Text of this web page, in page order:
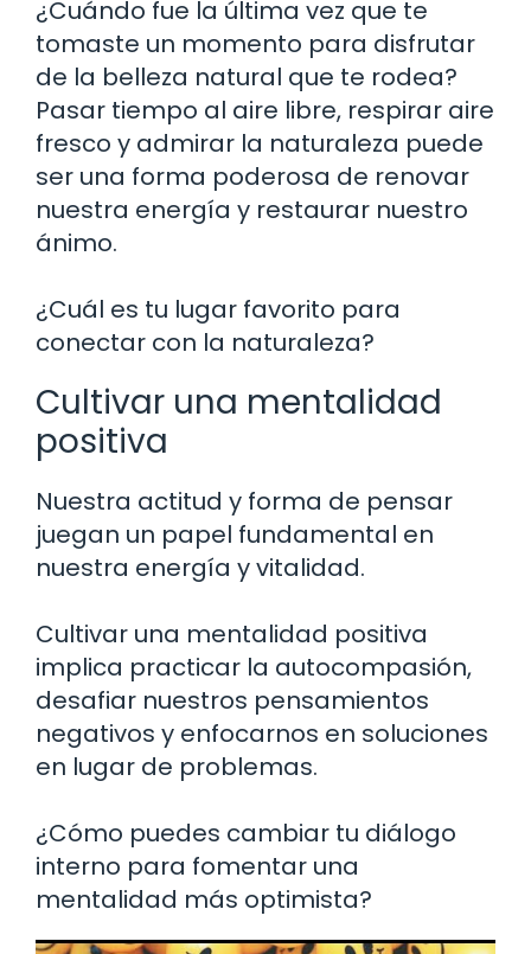
¿Cuándo fue la última vez que te
tomaste un momento para disfrutar
de la belleza natural que te rodea?
Pasar tiempo al aire libre, respirar aire
fresco y admirar la naturaleza puede
ser una forma poderosa de renovar
nuestra energía y restaurar nuestro
ánimo.
¿Cuál es tu lugar favorito para
conectar con la naturaleza?
Cultivar una mentalidad
positiva
Nuestra actitud y forma de pensar
juegan un papel fundamental en
nuestra energía y vitalidad.
Cultivar una mentalidad positiva
implica practicar la autocompasión,
desafiar nuestros pensamientos
negativos y enfocarnos en soluciones
en lugar de problemas.
¿Cómo puedes cambiar tu diálogo
interno para fomentar una
mentalidad más optimista?